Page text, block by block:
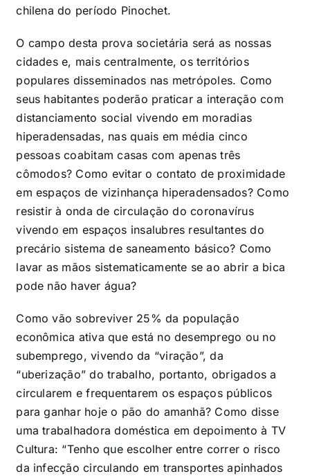
chilena do período Pinochet.
O campo desta prova societária será as nossas
cidades e, mais centralmente, os territórios
populares disseminados nas metrópoles. Como
seus habitantes poderão praticar a interação com
distanciamento social vivendo em moradias
hiperadensadas, nas quais em média cinco
pessoas coabitam casas com apenas três
cômodos? Como evitar o contato de proximidade
em espaços de vizinhança hiperadensados? Como
resistir à onda de circulação do coronavírus
vivendo em espaços insalubres resultantes do
precário sistema de saneamento básico? Como
lavar as mãos sistematicamente se ao abrir a bica
pode não haver água?
Como vão sobreviver 25% da população
econômica ativa que está no desemprego ou no
subemprego, vivendo da “viração”, da
“uberização” do trabalho, portanto, obrigados a
circularem e frequentarem os espaços públicos
para ganhar hoje o pão do amanhã? Como disse
uma trabalhadora doméstica em depoimento à TV
Cultura: “Tenho que escolher entre correr o risco
da infecção circulando em transportes apinhados